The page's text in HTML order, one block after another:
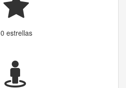
0 estrellas